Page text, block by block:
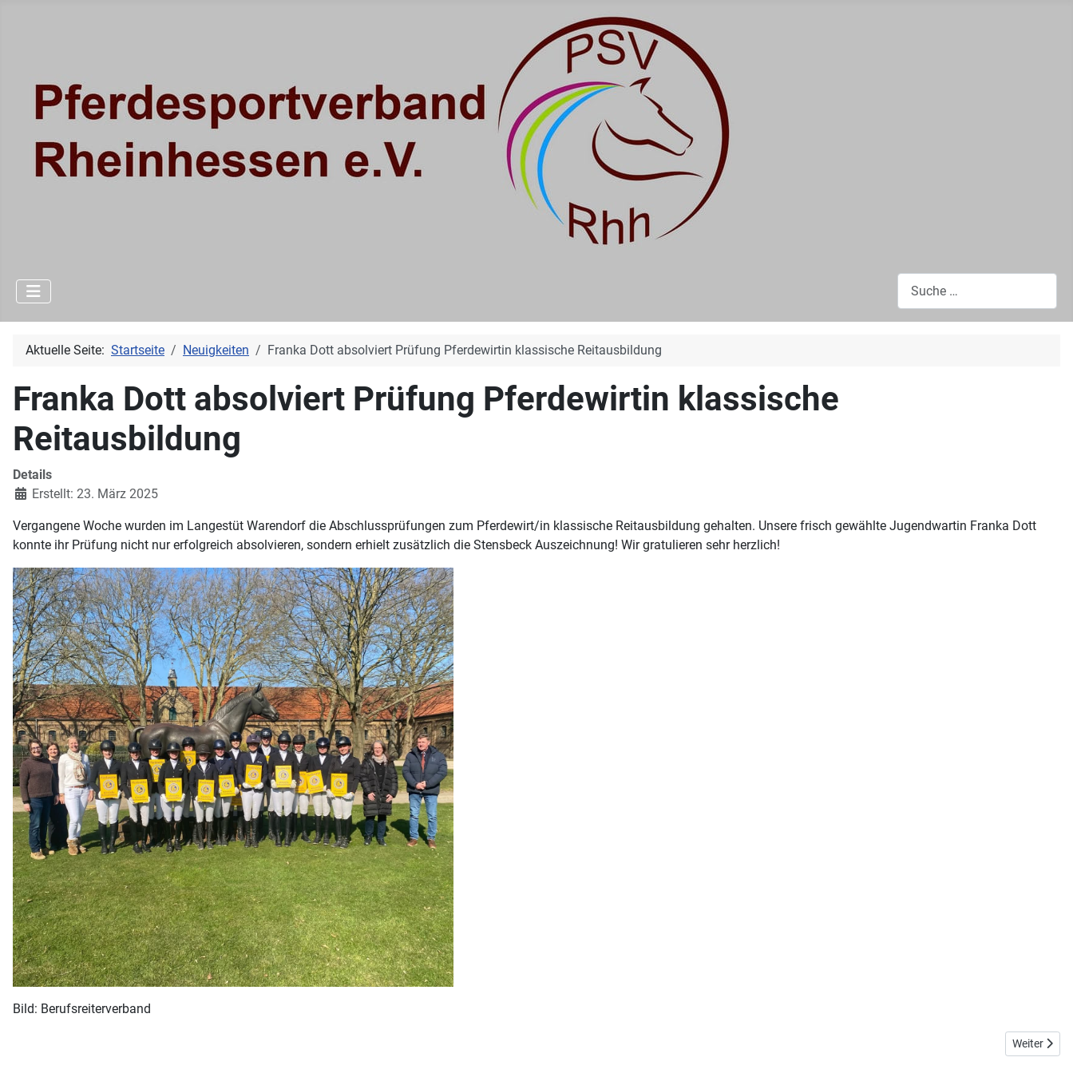
Aktuelle Seite: Startseite Neuigkeiten Franka Dott absolviert Prüfung Pferdewirtin klassische Reitausbildung
Franka Dott absolviert Prüfung Pferdewirtin klassische
Reitausbildung
Details
Erstellt: 23. März 2025
Vergangene Woche wurden im Langestüt Warendorf die Abschlussprüfungen zum Pferdewirt/in klassische Reitausbildung gehalten. Unsere frisch gewählte Jugendwartin Franka Dott
konnte ihr Prüfung nicht nur erfolgreich absolvieren, sondern erhielt zusätzlich die Stensbeck Auszeichnung! Wir gratulieren sehr herzlich!
Bild: Berufsreiterverband
Nächster
Weiter